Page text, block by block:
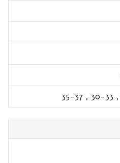
,
30-33
,
35-37